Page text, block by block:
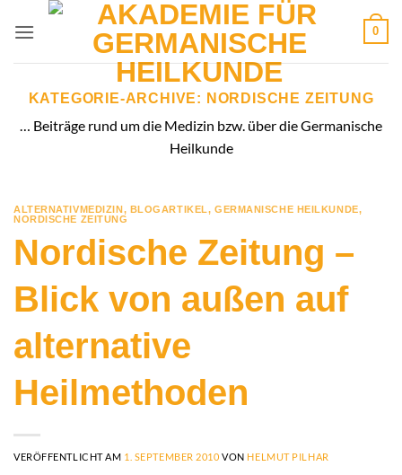
Inhalt
0
KATEGORIE-ARCHIVE: NORDISCHE ZEITUNG
… Beiträge rund um die Medizin bzw. über die Germanische
Heilkunde
ALTERNATIVMEDIZIN, BLOGARTIKEL, GERMANISCHE HEILKUNDE,
NORDISCHE ZEITUNG
Nordische Zeitung –
Blick von außen auf
alternative
Heilmethoden
VERÖFFENTLICHT AM 1. SEPTEMBER 2010 VON HELMUT PILHAR